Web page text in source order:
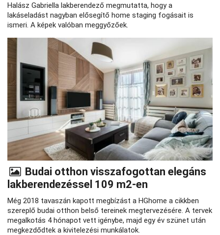
Halász Gabriella lakberendező megmutatta, hogy a
lakáseladást nagyban elősegítő home staging fogásait is
ismeri. A képek valóban meggyőzőek.
Budai otthon visszafogottan elegáns
lakberendezéssel 109 m2-en
Még 2018 tavaszán kapott megbízást a HGhome a cikkben
szereplő budai otthon belső tereinek megtervezésére. A tervek
megalkotás 4 hónapot vett igénybe, majd egy év szünet után
megkezdődtek a kivitelezési munkálatok.